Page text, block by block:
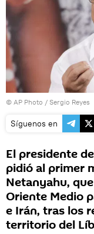
© AP Photo / Sergio Reyes
Síguenos en
El presidente
pidió al primer
Netanyahu,
Oriente Medio
e Irán, tras los
territorio del